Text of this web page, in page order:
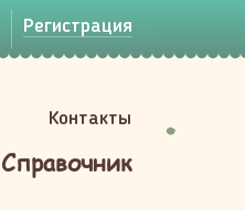
Регистрация
Контакты
Справочник